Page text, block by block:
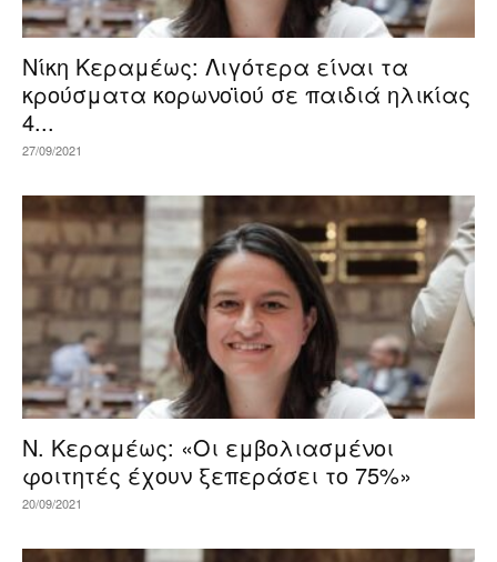
Νίκη Κεραμέως: Λιγότερα είναι τα
κρούσματα κορωνοϊού σε παιδιά ηλικίας
4...
27/09/2021
Ν. Κεραμέως: «Οι εμβολιασμένοι
φοιτητές έχουν ξεπεράσει το 75%»
20/09/2021